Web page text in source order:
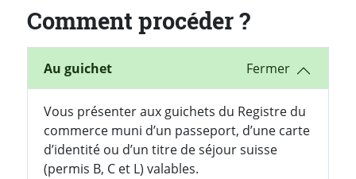
Comment procéder ?
Au guichet
Vous présenter aux guichets du Registre du
commerce muni d’un passeport, d’une carte
d’identité ou d’un titre de séjour suisse
(permis B, C et L) valables.